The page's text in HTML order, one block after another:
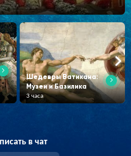
Шедевры Ватикана:
Музеи и Базилика
3 часа
в чат